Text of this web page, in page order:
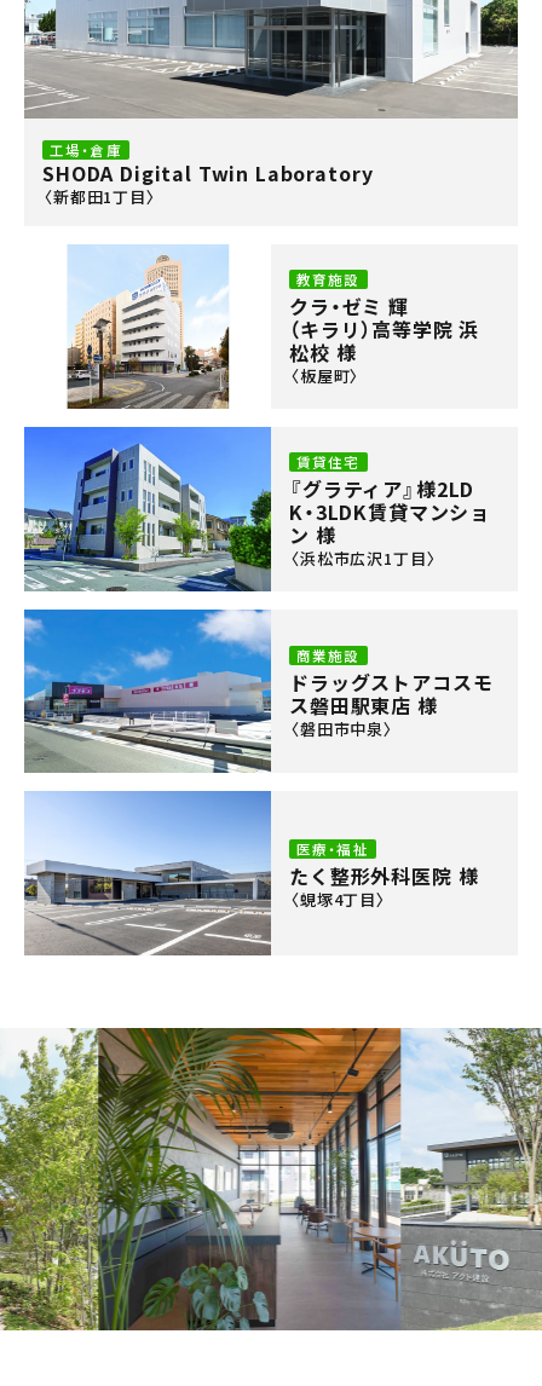
工場・倉庫
SHODA Digital Twin Laboratory
〈新都田1丁目〉
教育施設
クラ・ゼミ 輝
（キラリ）高等学院 浜
松校 様
〈板屋町〉
賃貸住宅
『グラティア』様2LD
K・3LDK賃貸マンショ
ン 様
〈浜松市広沢1丁目〉
商業施設
ドラッグストアコスモ
ス磐田駅東店 様
〈磐田市中泉〉
医療・福祉
たく整形外科医院 様
〈蜆塚4丁目〉